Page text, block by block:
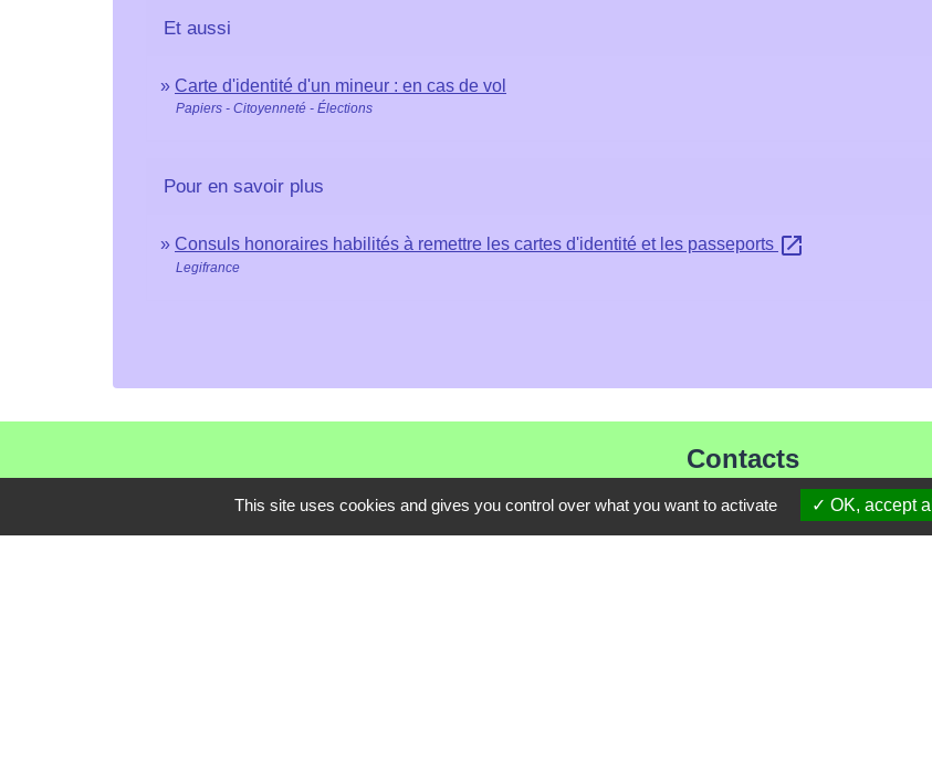
Et aussi
Carte d'identité d'un mineur : en cas de vol
Papiers - Citoyenneté - Élections
Pour en savoir plus
Consuls honoraires habilités à remettre les cartes d'identité et les passeports open_in_new
Legifrance
Contacts
Mairie de Les Chapelles
Chef-lieu - 13 rue du Chatelet
This site uses cookies and gives you control over what you want to activate OK, accept all